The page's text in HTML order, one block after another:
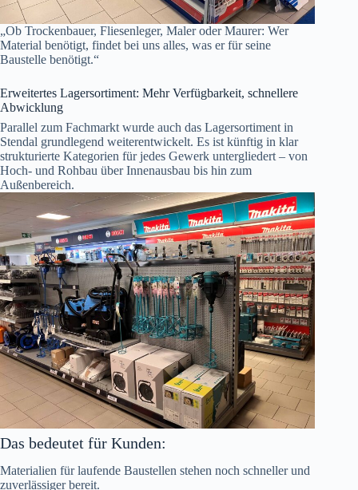
„Ob Trockenbauer, Fliesenleger, Maler oder Maurer: Wer
Material benötigt, findet bei uns alles, was er für seine
Baustelle benötigt.“
Erweitertes Lagersortiment: Mehr Verfügbarkeit, schnellere
Abwicklung
Parallel zum Fachmarkt wurde auch das Lagersortiment in
Stendal grundlegend weiterentwickelt. Es ist künftig in klar
strukturierte Kategorien für jedes Gewerk untergliedert – von
Hoch- und Rohbau über Innenausbau bis hin zum
Außenbereich.
Das bedeutet für Kunden:
Materialien für laufende Baustellen stehen noch schneller und
zuverlässiger bereit.